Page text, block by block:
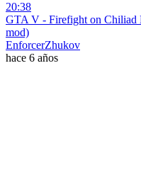
20:38
GTA V - Firefight on Chiliad
mod)
EnforcerZhukov
hace 6 años